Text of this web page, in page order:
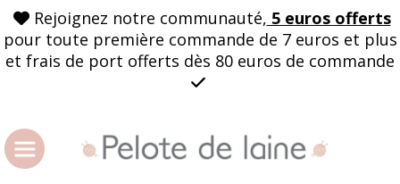
 Rejoignez notre communauté, 5 euros offerts
pour toute première commande de 7 euros et plus
et frais de port offerts dès 80 euros de commande
